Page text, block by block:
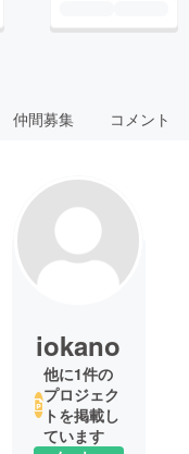
仲間募集 コメント
iokano
他に1件の
プロジェク
トを掲載し
ています